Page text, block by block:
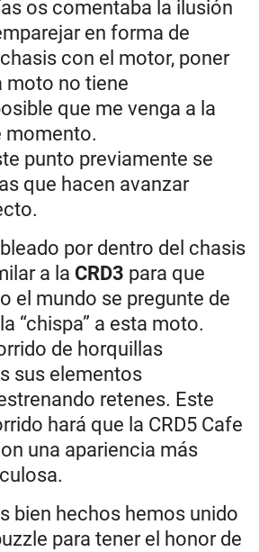
os comentaba la ilusión
en forma de
con el motor, poner
moto no tiene
que me venga a la
momento.
punto previamente se
que hacen avanzar
por dentro del chasis
a la CRD3 para que
el mundo se pregunte de
“chispa” a esta moto.
de horquillas
sus elementos
retenes. Este
hará que la CRD5 Cafe
una apariencia más
bien hechos hemos unido
para tener el honor de